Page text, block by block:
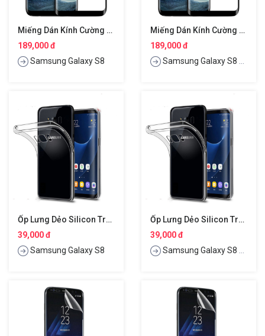
Miếng Dán Kính Cường Lực Full 3D Cho Samsung Galaxy S8 Hiệu Baseus
189,000 đ
Samsung Galaxy S8
Miếng Dán Kính Cường Lực Full 3D Cho Samsung Galaxy S8 Plus Hiệu Baseus
189,000 đ
Samsung Galaxy S8 Plus
Ốp Lưng Dẻo Silicon Trong Suốt Cho Samsung Galaxy S8 Hiệu Ultra Thin
39,000 đ
Samsung Galaxy S8
Ốp Lưng Dẻo Silicon Trong Suốt Cho Samsung Galaxy S8 Plus Hiệu Ultra Thin
39,000 đ
Samsung Galaxy S8 Plus